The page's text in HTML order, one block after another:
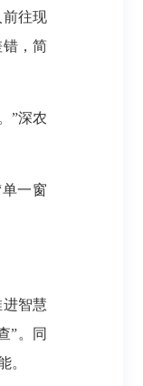
往现
，简
”深农
一窗
智慧
”。同
。